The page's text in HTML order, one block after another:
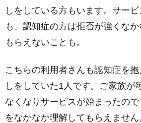
しをしている方もいます。サー
も、認知症の方は拒否が強くな
もらえないことも。
こちらの利用者さんも認知症を
しをしていた1人です。ご家族が
なくなりサービスが始まったの
をなかなか理解してもらえません